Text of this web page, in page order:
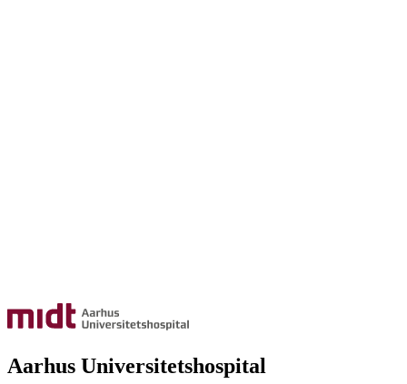
Aarhus Universitetshospital